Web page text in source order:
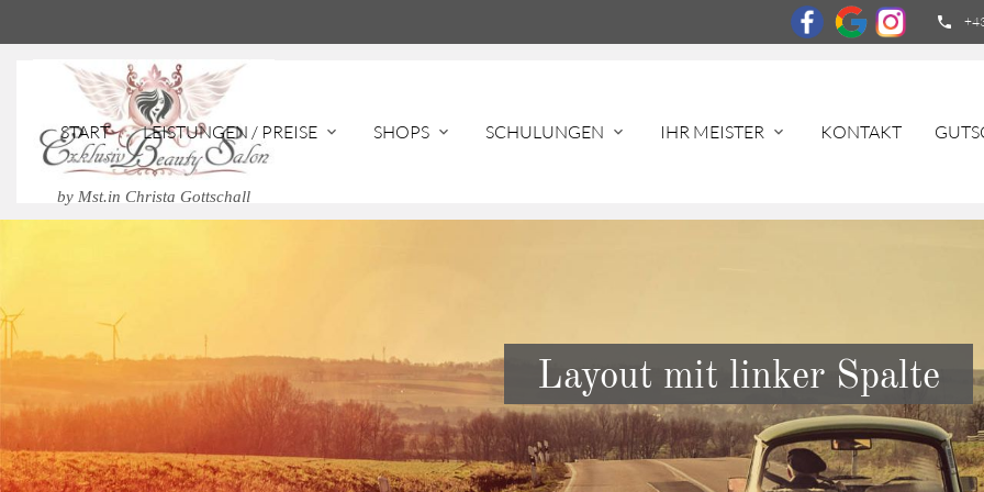
phone
by Mst.in Christa Gottschall
START LEISTUNGEN / PREISE expand_more SHOPS expand_more SCHULUNGEN expand_more IHR MEISTER expand_more KONTAKT
Layout mit linker Spalte